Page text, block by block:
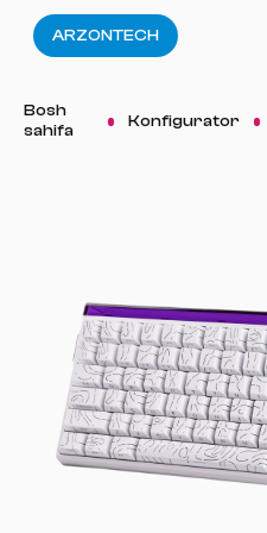
ARZONTECH
Bosh
sahifa
Konfigurator